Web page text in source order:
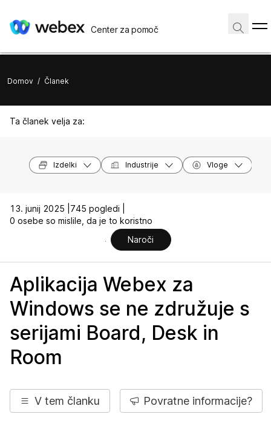
Center za pomoč
Domov / Članek
Ta članek velja za:
Izdelki Industrije Vloge
13. junij 2025 | 745 pogledi |
0 osebe so mislile, da je to koristno
Naroči
Aplikacija Webex za
Windows se ne združuje s
serijami Board, Desk in
Room
V tem članku Povratne informacije?